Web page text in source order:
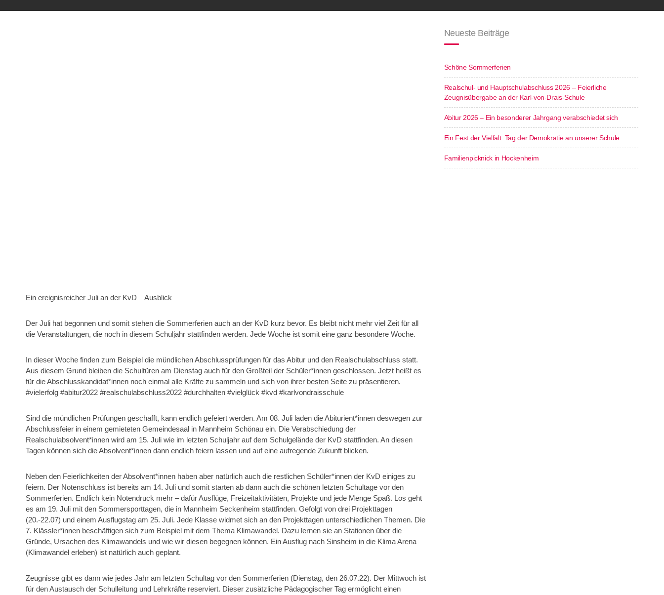
Ein ereignisreicher Juli an der KvD – Ausblick
Der Juli hat begonnen und somit stehen die Sommerferien auch an der KvD kurz bevor. Es bleibt nicht mehr viel Zeit für all
die Veranstaltungen, die noch in diesem Schuljahr stattfinden werden. Jede Woche ist somit eine ganz besondere Woche.
In dieser Woche finden zum Beispiel die mündlichen Abschlussprüfungen für das Abitur und den Realschulabschluss statt.
Aus diesem Grund bleiben die Schultüren am Dienstag auch für den Großteil der Schüler*innen geschlossen. Jetzt heißt es
für die Abschlusskandidat*innen noch einmal alle Kräfte zu sammeln und sich von ihrer besten Seite zu präsentieren.
#vielerfolg #abitur2022 #realschulabschluss2022 #durchhalten #vielglück #kvd #karlvondraisschule
Sind die mündlichen Prüfungen geschafft, kann endlich gefeiert werden. Am 08. Juli laden die Abiturient*innen deswegen zur
Abschlussfeier in einem gemieteten Gemeindesaal in Mannheim Schönau ein. Die Verabschiedung der
Realschulabsolvent*innen wird am 15. Juli wie im letzten Schuljahr auf dem Schulgelände der KvD stattfinden. An diesen
Tagen können sich die Absolvent*innen dann endlich feiern lassen und auf eine aufregende Zukunft blicken.
Neben den Feierlichkeiten der Absolvent*innen haben aber natürlich auch die restlichen Schüler*innen der KvD einiges zu
feiern. Der Notenschluss ist bereits am 14. Juli und somit starten ab dann auch die schönen letzten Schultage vor den
Sommerferien. Endlich kein Notendruck mehr – dafür Ausflüge, Freizeitaktivitäten, Projekte und jede Menge Spaß. Los geht
es am 19. Juli mit den Sommersporttagen, die in Mannheim Seckenheim stattfinden. Gefolgt von drei Projekttagen
(20.-22.07) und einem Ausflugstag am 25. Juli. Jede Klasse widmet sich an den Projekttagen unterschiedlichen Themen. Die
7. Klässler*innen beschäftigen sich zum Beispiel mit dem Thema Klimawandel. Dazu lernen sie an Stationen über die
Gründe, Ursachen des Klimawandels und wie wir diesen begegnen können. Ein Ausflug nach Sinsheim in die Klima Arena
(Klimawandel erleben) ist natürlich auch geplant.
Zeugnisse gibt es dann wie jedes Jahr am letzten Schultag vor den Sommerferien (Dienstag, den 26.07.22). Der Mittwoch ist
für den Austausch der Schulleitung und Lehrkräfte reserviert. Dieser zusätzliche Pädagogischer Tag ermöglicht einen
Neueste Beiträge
Schöne Sommerferien
Realschul- und Hauptschulabschluss 2026 – Feierliche
Zeugnisübergabe an der Karl-von-Drais-Schule
Abitur 2026 – Ein besonderer Jahrgang verabschiedet sich
Ein Fest der Vielfalt: Tag der Demokratie an unserer Schule
Familienpicknick in Hockenheim